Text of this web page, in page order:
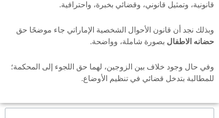
قانونية، وتمثيل قانوني، وقضائي بخبرة، واحترافية.
وبذلك نجد أن قانون الأحوال الشخصية الإماراتي جاء موضحًا حق
حضانه الاطفال بصورة شاملة، وواضحة.
وفي حال وجود خلاف بين الزوجين، لهما حق اللجوء إلى المحكمة؛
للمطالبة بتدخل قضائي في تنظيم الأوضاع.